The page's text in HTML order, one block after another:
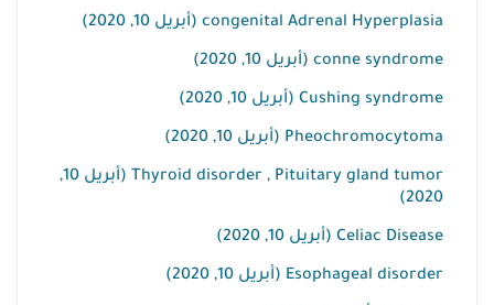
congenital Adrenal Hyperplasia (أبريل 10, 2020)
conne syndrome (أبريل 10, 2020)
Cushing syndrome (أبريل 10, 2020)
Pheochromocytoma (أبريل 10, 2020)
Thyroid disorder , Pituitary gland tumor (أبريل 10,
2020)
Celiac Disease (أبريل 10, 2020)
Esophageal disorder (أبريل 10, 2020)